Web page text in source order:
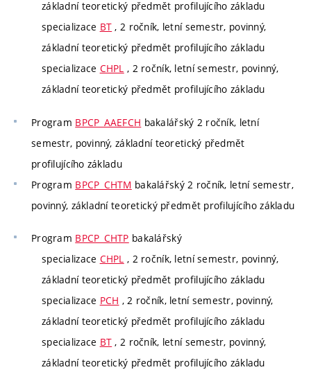
základní teoretický předmět profilujícího základu
specializace BT , 2 ročník, letní semestr, povinný,
základní teoretický předmět profilujícího základu
specializace CHPL , 2 ročník, letní semestr, povinný,
základní teoretický předmět profilujícího základu
Program BPCP_AAEFCH bakalářský 2 ročník, letní
semestr, povinný, základní teoretický předmět
profilujícího základu
Program BPCP_CHTM bakalářský 2 ročník, letní semestr,
povinný, základní teoretický předmět profilujícího základu
Program BPCP_CHTP bakalářský
specializace CHPL , 2 ročník, letní semestr, povinný,
základní teoretický předmět profilujícího základu
specializace PCH , 2 ročník, letní semestr, povinný,
základní teoretický předmět profilujícího základu
specializace BT , 2 ročník, letní semestr, povinný,
základní teoretický předmět profilujícího základu